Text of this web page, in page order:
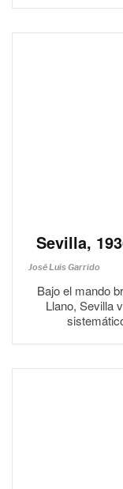
Sevilla,
José Luis Garrido
Bajo el mando
Llano, Sevilla